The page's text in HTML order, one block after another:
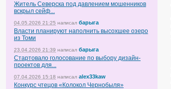
Житель Северска под давлением мошенников
вскрыл сейф...
04.05.2026 21:25 написал барыга
Власти планируют наполнить высохшее озеро
из Томи
23.04.2026 21:39 написал барыга
Стартовало голосование по выбору дизайн-
проектов для...
07.04.2026 15:18 написал alex33kaw
Конкурс чтецов «Колокол Чернобыля»